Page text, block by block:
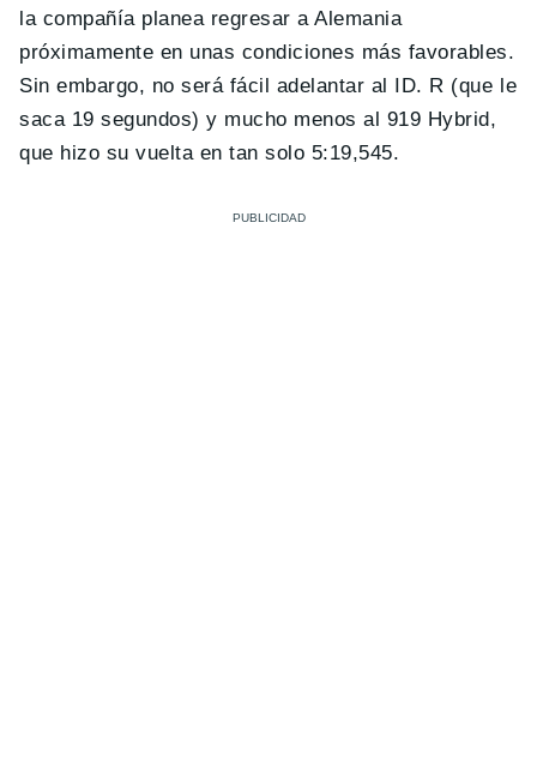
la compañía planea regresar a Alemania
próximamente en unas condiciones más favorables.
Sin embargo, no será fácil adelantar al ID. R (que le
saca 19 segundos) y mucho menos al 919 Hybrid,
que hizo su vuelta en tan solo 5:19,545.